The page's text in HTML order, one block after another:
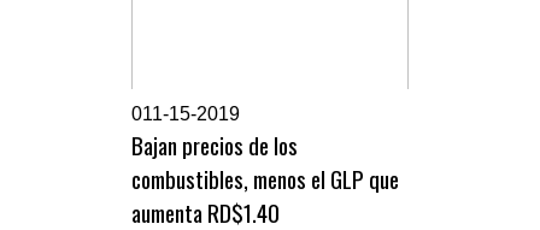
011-15-2019
Bajan precios de los
combustibles, menos el GLP que
aumenta RD$1.40